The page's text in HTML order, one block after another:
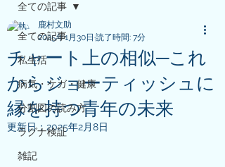
全ての記事
私生活
病気・ケガ・健康
分割図の読み方
ラグナ検証
雑記
全ての記事
チャート上の相似─これ
からジョーティッシュに
縁を持つ青年の未来
鹿村文助
2025年1月30日 読了時間: 7分
更新日： 2025年2月8日